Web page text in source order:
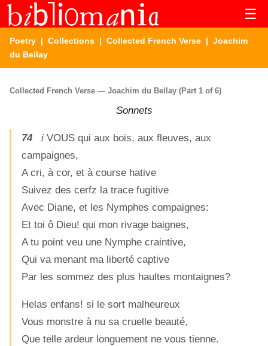
☰
Poetry | Collections | Collected French Verse | Joachim
du Bellay
Collected French Verse — Joachim du Bellay (Part 1 of 6)
Sonnets
74 i VOUS qui aux bois, aux fleuves, aux
campaignes,
A cri, à cor, et à course hative
Suivez des cerfz la trace fugitive
Avec Diane, et les Nymphes compaignes:
Et toi ô Dieu! qui mon rivage baignes,
A tu point veu une Nymphe craintive,
Qui va menant ma liberté captive
Par les sommez des plus haultes montaignes?
Helas enfans! si le sort malheureux
Vous monstre à nu sa cruelle beauté,
Que telle ardeur longuement ne vous tienne.